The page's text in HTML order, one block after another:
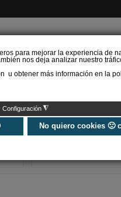
para mejorar la experiencia de
nos deja analizar nuestro
u obtener más información en la
Configuración ◮
No quiero cookies 🙁
Un